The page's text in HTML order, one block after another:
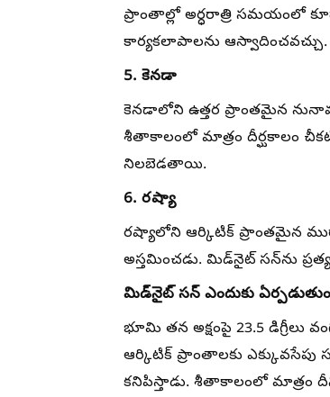
ప్రాంతాల్లో అర్ధరాత్రి సమయంలో
కార్యకలాపాలను ఆస్వాదించవచ్చు.
5. కెనడా
కెనడాలోని ఉత్తర ప్రాంతమైన
శీతాకాలంలో మాత్రం దీర్ఘకాలం
నిలబెడతాయి.
6. రష్యా
రష్యాలోని ఆర్కిటిక్ ప్రాంతమైన
అస్తమించడు. మిడ్‌నైట్ సన్‌ను
మిడ్‌నైట్ సన్ ఎందుకు
భూమి తన అక్షంపై 23.5 డిగ్రీలు
ఆర్కిటిక్ ప్రాంతాలకు ఎక్కువసేపు
కనిపిస్తాడు. శీతాకాలంలో మాత్రం